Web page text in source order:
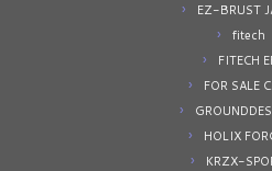
EZ-BRUST
fitech
FITECH
FOR SALE
HOLIX
KRZX-